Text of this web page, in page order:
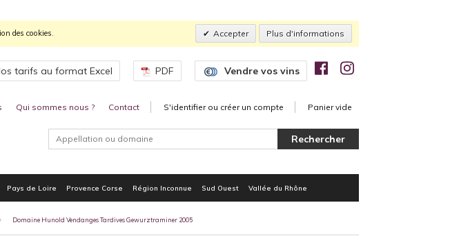
des cookies. Accepter Plus d'informations
tarifs au format Excel PDF Vendre vos vins
Qui sommes nous ? Contact S'identifier ou créer un compte Panier vide
Pays de Loire Provence Corse Région Inconnue Sud Ouest Vallée du Rhône
Domaine Hunold Vendanges Tardives Gewurztraminer 2005